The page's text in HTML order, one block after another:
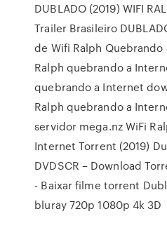
DUBLADO (2019) WIFI
Trailer Brasileiro
de Wifi Ralph
Ralph quebrando a
quebrando a Internet
Ralph quebrando a
servidor mega.nz WiFi
Internet Torrent (2019)
DVDSCR – Download
- Baixar filme torrent
bluray 720p 1080p 4k 3D